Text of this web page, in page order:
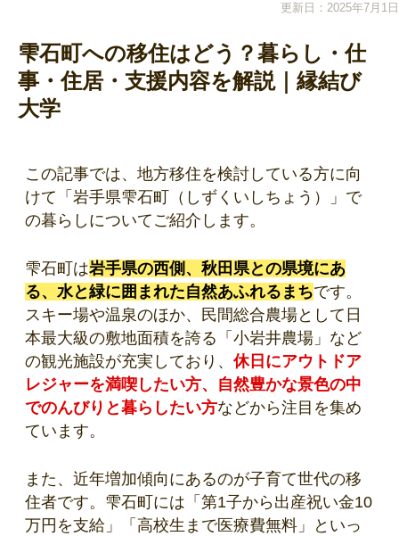
更新日：2025年7月1日
雫石町への移住はどう？暮らし・仕
事・住居・支援内容を解説｜縁結び
大学
この記事では、地方移住を検討している方に向
けて「岩手県雫石町（しずくいしちょう）」で
の暮らしについてご紹介します。
雫石町は岩手県の西側、秋田県との県境にあ
る、水と緑に囲まれた自然あふれるまちです。
スキー場や温泉のほか、民間総合農場として日
本最大級の敷地面積を誇る「小岩井農場」など
の観光施設が充実しており、 休日にアウトドア
レジャーを満喫したい方、自然豊かな景色の中
でのんびりと暮らしたい方などから注目を集め
ています。
また、近年増加傾向にあるのが子育て世代の移
住者です。雫石町には「第1子から出産祝い金10
万円を支給」「高校生まで医療費無料」といっ